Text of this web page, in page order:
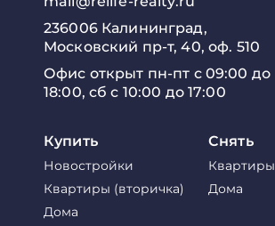
236006 Калининград,
Московский пр-т, 40, оф. 510
Офис открыт пн-пт с 09:00 до
18:00, сб с 10:00 до 17:00
Купить
Новостройки
Квартиры (вторичка)
Дома
Снять
Квартиры
Дома